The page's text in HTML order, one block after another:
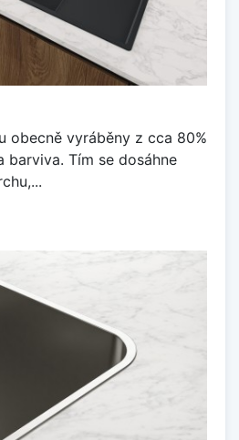
obecně vyráběny z cca 80%
barviva. Tím se dosáhne